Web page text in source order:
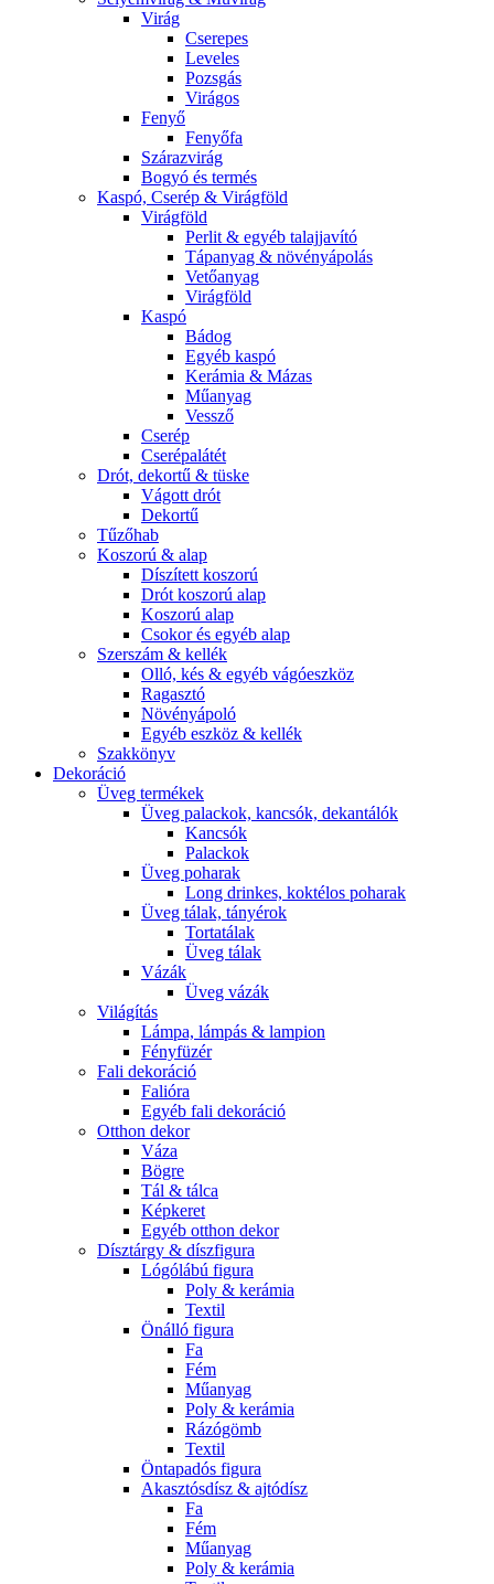
Virág
Cserepes
Leveles
Pozsgás
Virágos
Fenyő
Fenyőfa
Szárazvirág
Bogyó és termés
Kaspó, Cserép & Virágföld
Virágföld
Perlit & egyéb talajjavító
Tápanyag & növényápolás
Vetőanyag
Virágföld
Kaspó
Bádog
Egyéb kaspó
Kerámia & Mázas
Műanyag
Vessző
Cserép
Cserépalátét
Drót, dekortű & tüske
Vágott drót
Dekortű
Tűzőhab
Koszorú & alap
Díszített koszorú
Drót koszorú alap
Koszorú alap
Csokor és egyéb alap
Szerszám & kellék
Olló, kés & egyéb vágóeszköz
Ragasztó
Növényápoló
Egyéb eszköz & kellék
Szakkönyv
Dekoráció
Üveg termékek
Üveg palackok, kancsók, dekantálók
Kancsók
Palackok
Üveg poharak
Long drinkes, koktélos poharak
Üveg tálak, tányérok
Tortatálak
Üveg tálak
Vázák
Üveg vázák
Világítás
Lámpa, lámpás & lampion
Fényfüzér
Fali dekoráció
Falióra
Egyéb fali dekoráció
Otthon dekor
Váza
Bögre
Tál & tálca
Képkeret
Egyéb otthon dekor
Dísztárgy & díszfigura
Lógólábú figura
Poly & kerámia
Textil
Önálló figura
Fa
Fém
Műanyag
Poly & kerámia
Rázógömb
Textil
Öntapadós figura
Akasztósdísz & ajtódísz
Fa
Fém
Műanyag
Poly & kerámia